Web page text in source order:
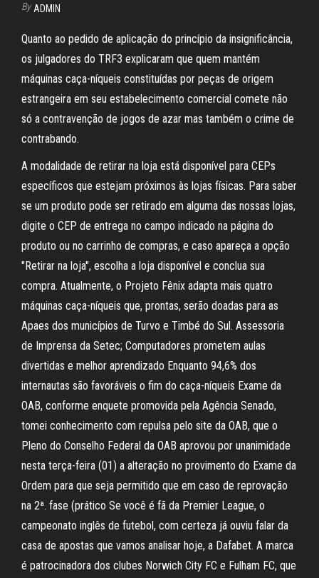
By ADMIN
Quanto ao pedido de aplicação do princípio da insignificância,
os julgadores do TRF3 explicaram que quem mantém
máquinas caça-níqueis constituídas por peças de origem
estrangeira em seu estabelecimento comercial comete não
só a contravenção de jogos de azar mas também o crime de
contrabando.
A modalidade de retirar na loja está disponível para CEPs
específicos que estejam próximos às lojas físicas. Para saber
se um produto pode ser retirado em alguma das nossas lojas,
digite o CEP de entrega no campo indicado na página do
produto ou no carrinho de compras, e caso apareça a opção
"Retirar na loja", escolha a loja disponível e conclua sua
compra. Atualmente, o Projeto Fênix adapta mais quatro
máquinas caça-níqueis que, prontas, serão doadas para as
Apaes dos municípios de Turvo e Timbé do Sul. Assessoria
de Imprensa da Setec; Computadores prometem aulas
divertidas e melhor aprendizado Enquanto 94,6% dos
internautas são favoráveis o fim do caça-níqueis Exame da
OAB, conforme enquete promovida pela Agência Senado,
tomei conhecimento com repulsa pelo site da OAB, que o
Pleno do Conselho Federal da OAB aprovou por unanimidade
nesta terça-feira (01) a alteração no provimento do Exame da
Ordem para que seja permitido que em caso de reprovação
na 2ª. fase (prático Se você é fã da Premier League, o
campeonato inglês de futebol, com certeza já ouviu falar da
casa de apostas que vamos analisar hoje, a Dafabet. A marca
é patrocinadora dos clubes Norwich City FC e Fulham FC, que